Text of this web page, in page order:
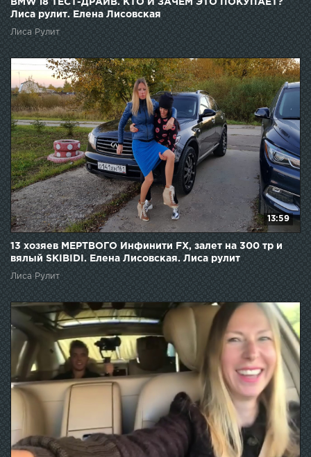
BMW i8 ТЕСТ-ДРАЙВ. КТО И ЗАЧЕМ ЭТО ПОКУПАЕТ?
Лиса рулит. Елена Лисовская
Лиса Рулит
13:59
13 хозяев МЕРТВОГО Инфинити FX, залет на 300 тр и
вялый SKIBIDI. Елена Лисовская. Лиса рулит
Лиса Рулит